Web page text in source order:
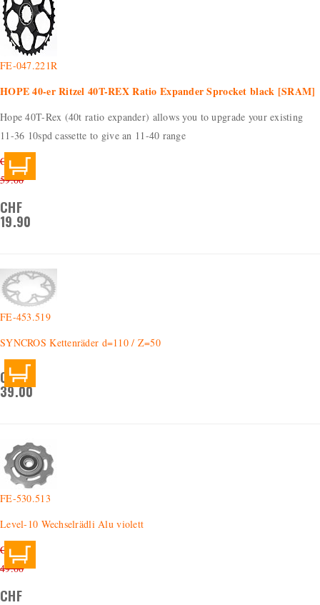
FE-047.221R
HOPE 40-er Ritzel 40T-REX Ratio Expander Sprocket black [SRAM]
Hope 40T-Rex (40t ratio expander) allows you to upgrade your existing
11-36 10spd cassette to give an 11-40 range
CHF
59.00
CHF
19.90
FE-453.519
SYNCROS Kettenräder d=110 / Z=50
CHF
39.00
FE-530.513
Level-10 Wechselrädli Alu violett
CHF
49.00
CHF